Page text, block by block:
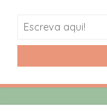
Search